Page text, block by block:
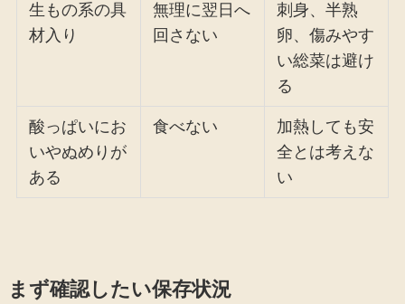
生もの系の具
材入り
無理に翌日へ
回さない
刺身、半熟
卵、傷みやす
い総菜は避け
る
酸っぱいにお
いやぬめりが
ある
食べない
加熱しても安
全とは考えな
い
まず確認したい保存状況